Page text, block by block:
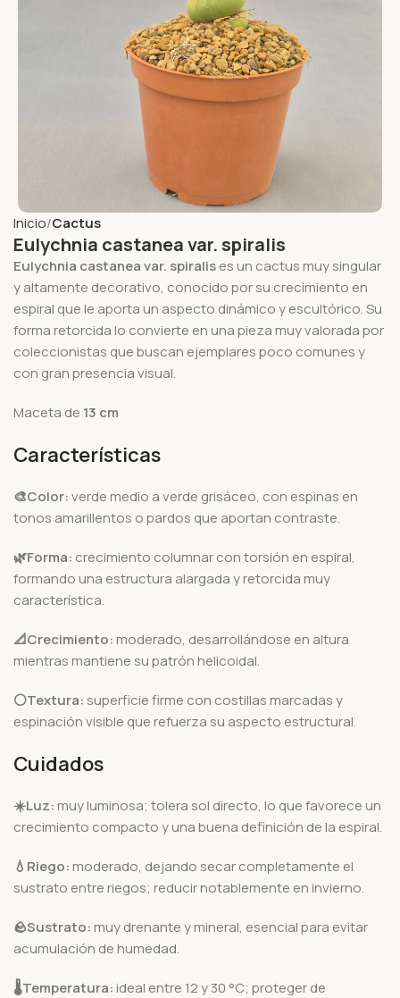
Inicio Cactus
Eulychnia castanea var. spiralis
Eulychnia castanea var. spiralises un cactus muy singular
y altamente decorativo, conocido por su crecimiento en
espiral que le aporta un aspecto dinámico y escultórico. Su
forma retorcida lo convierte en una pieza muy valorada por
coleccionistas que buscan ejemplares poco comunes y
con gran presencia visual.
Maceta de 13 cm
Características
🎨Color:verde medio a verde grisáceo, con espinas en
tonos amarillentos o pardos que aportan contraste.
🌿Forma: crecimiento columnar con torsión en espiral,
formando una estructura alargada y retorcida muy
característica.
📐Crecimiento: moderado, desarrollándose en altura
mientras mantiene su patrón helicoidal.
⚪Textura: superficie firme con costillas marcadas y
espinación visible que refuerza su aspecto estructural.
Cuidados
☀️Luz: muy luminosa; tolera sol directo, lo que favorece un
crecimiento compacto y una buena definición de la espiral.
💧Riego: moderado, dejando secar completamente el
sustrato entre riegos; reducir notablemente en invierno.
🪨Sustrato: muy drenante y mineral, esencial para evitar
acumulación de humedad.
🌡️Temperatura: ideal entre 12 y 30 °C; proteger de